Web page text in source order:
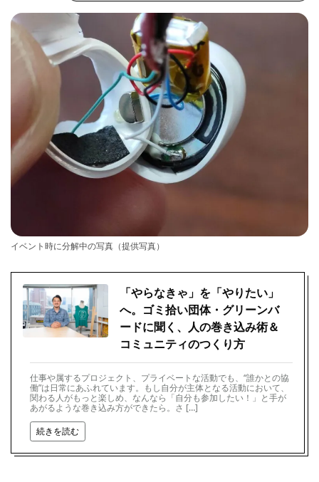
イベント時に分解中の写真（提供写真）
「やらなきゃ」を「やりたい」
へ。ゴミ拾い団体・グリーンバ
ードに聞く、人の巻き込み術＆
コミュニティのつくり方
仕事や属するプロジェクト、プライベートな活動でも、“誰かとの協
働”は日常にあふれています。もし自分が主体となる活動において、
関わる人がもっと楽しめ、なんなら「自分も参加したい！」と手が
あがるような巻き込み方ができたら。さ […]
続きを読む